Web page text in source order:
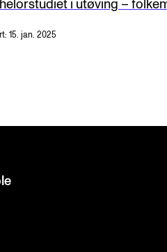
i utøving –
15. jan. 2025